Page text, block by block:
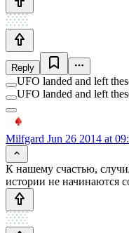
Reply
UFO landed and left
UFO landed and left
Milfgard Jun 26 2014 at
К нашему счастью,
истории не начинаются